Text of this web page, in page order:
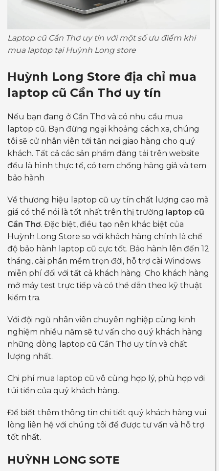
Laptop cũ Cần Thơ uy tín với một số ưu điểm khi
mua laptop tại Huỳnh Long store
Huỳnh Long Store địa chỉ mua
laptop cũ Cần Thơ uy tín
Nếu bạn đang ở Cần Thơ và có nhu cầu mua
laptop cũ. Bạn đừng ngại khoảng cách xa, chúng
tôi sẽ cử nhân viên tới tận nơi giao hàng cho quý
khách. Tất cả các sản phẩm đăng tải trên website
đều là hình thực tế, có tem chống hàng giả và tem
bảo hành
Về thương hiệu laptop cũ uy tín chất lượng cao mà
giá có thể nói là tốt nhất trên thị trường laptop cũ
Cần Thơ. Đặc biệt, điều tạo nên khác biệt của
Huỳnh Long Store so với khách hàng chính là chế
độ bảo hành laptop cũ cực tốt. Bảo hành lên đến 12
tháng, cài phần mềm trọn đời, hỗ trợ cài Windows
miễn phí đối với tất cả khách hàng. Cho khách hàng
mở máy test trực tiếp và có thể dẫn theo kỹ thuật
kiểm tra.
Với đội ngũ nhân viên chuyên nghiệp cùng kinh
nghiệm nhiều năm sẽ tư vấn cho quý khách hàng
những dòng laptop cũ Cần Thơ uy tín và chất
lượng nhất.
Chi phí mua laptop cũ vô cùng hợp lý, phù hợp với
túi tiền của quý khách hàng.
Để biết thêm thông tin chi tiết quý khách hàng vui
lòng liên hệ với chúng tôi để được tư vấn và hỗ trợ
tốt nhất.
HUỲNH LONG SOTE